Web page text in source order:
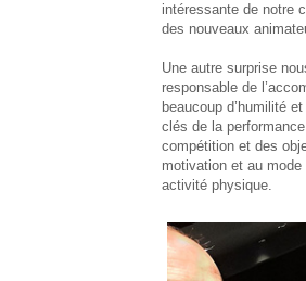
intéressante de notre
des nouveaux
Une autre surprise
responsable de
beaucoup d’humilité
clés de la
compétition et des
motivation et au mode
activité physique.